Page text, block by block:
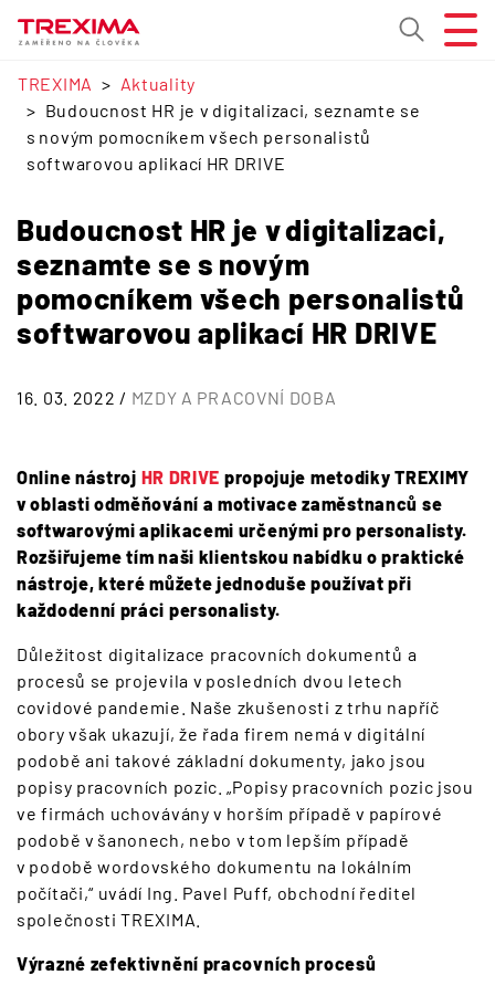
TREXIMA
Aktuality
Budoucnost HR je v digitalizaci, seznamte se
s novým pomocníkem všech personalistů
softwarovou aplikací HR DRIVE
Budoucnost HR je v digitalizaci,
seznamte se s novým
pomocníkem všech personalistů
softwarovou aplikací HR DRIVE
16. 03. 2022 / MZDY A PRACOVNÍ DOBA
Online nástroj HR DRIVE propojuje metodiky TREXIMY
v oblasti odměňování a motivace zaměstnanců se
softwarovými aplikacemi určenými pro personalisty.
Rozšiřujeme tím naši klientskou nabídku o praktické
nástroje, které můžete jednoduše používat při
každodenní práci personalisty.
Důležitost digitalizace pracovních dokumentů a
procesů se projevila v posledních dvou letech
covidové pandemie. Naše zkušenosti z trhu napříč
obory však ukazují, že řada firem nemá v digitální
podobě ani takové základní dokumenty, jako jsou
popisy pracovních pozic. „Popisy pracovních pozic jsou
ve firmách uchovávány v horším případě v papírové
podobě v šanonech, nebo v tom lepším případě
v podobě wordovského dokumentu na lokálním
počítači,“ uvádí Ing. Pavel Puff, obchodní ředitel
společnosti TREXIMA.
Výrazné zefektivnění pracovních procesů